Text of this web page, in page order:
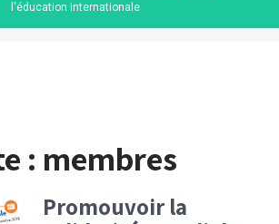
l'éducation internationale
: membres
Promouvoir la